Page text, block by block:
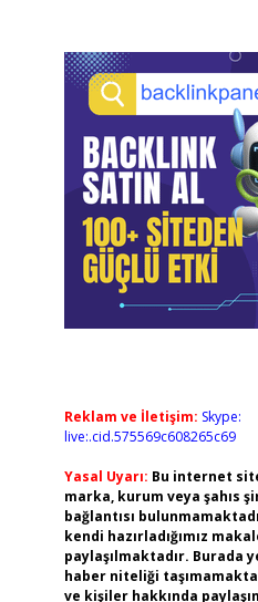
Reklam ve İletişim: Skype:
live:.cid.575569c608265c69
Yasal Uyarı: Bu internet
marka, kurum veya şahıs
bağlantısı
kendi hazırladığımız
paylaşılmaktadır. Burada
haber niteliği
ve kişiler hakkında